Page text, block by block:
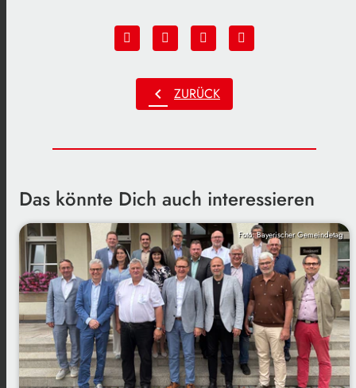
chevron_left ZURÜCK
Das könnte Dich auch interessieren
Foto: Bayerischer Gemeindetag